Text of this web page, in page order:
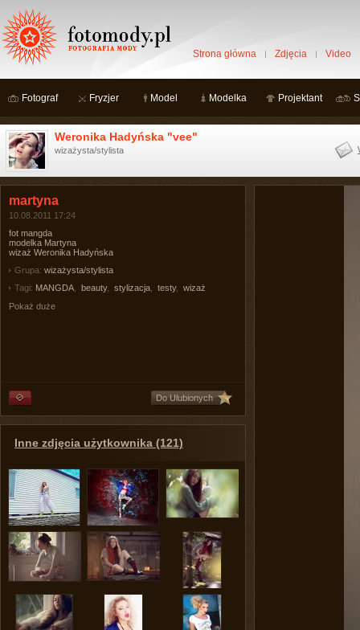
Strona główna Zdjęcia Video
Fotograf Fryzjer Model Modelka Projektant
Weronika Hadyńska "vee"
wizażysta/stylista
martyna
10.08.2011 17:24
fot mangda
modelka Martyna
wizaż Weronika Hadyńska
Grupa: wizażysta/stylista
Tagi: MANGDA beauty, stylizacja testy,
wizaż
Pokaż duże
Do Ulubionych
Inne zdjęcia użytkownika (121)